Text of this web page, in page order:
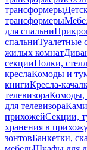
трансформеры
трансформеры
для спальни
спальниТуалетные
жилых комнат
секцииПолки,
креслаКомоды и
книгиКресла-
телевизораКомоды,
для телевизора
прихожейСекции,
хранения в
зонтовБанкетки,